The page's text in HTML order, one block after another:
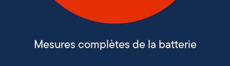
Mesures complètes de la batterie